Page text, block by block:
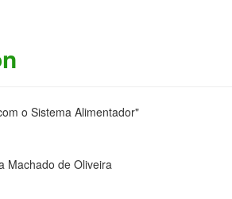
o Sistema Alimentador"
Machado de Oliveira